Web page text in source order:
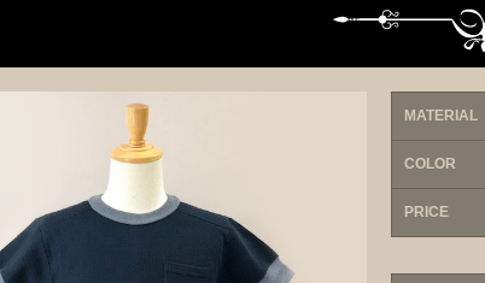
MATERIAL
COLOR
PRICE